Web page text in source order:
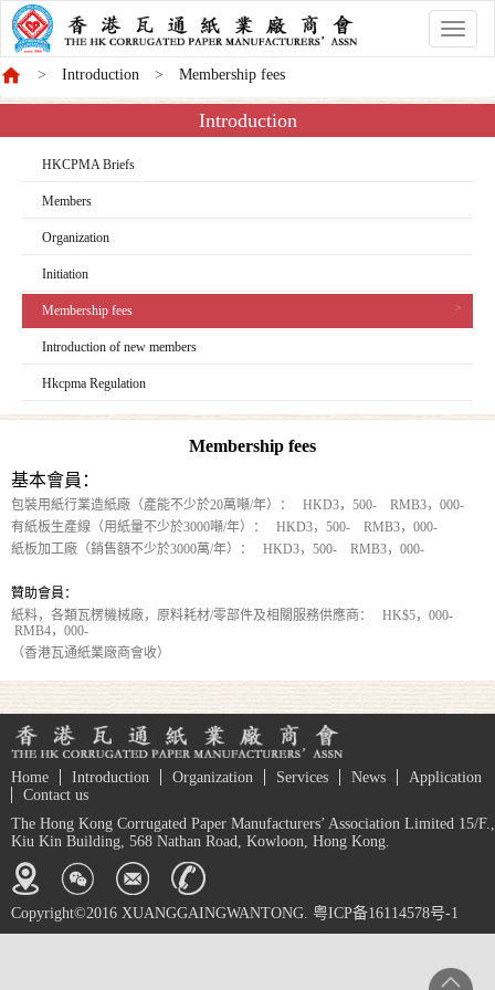
香
港
會
Introduction Membership fees
Introduction
HKCPMA Briefs
Members
Organization
Initiation
Membership fees
Introduction of new members
Hkcpma Regulation
Membership fees
基本會員：
包裝用紙行業造紙廠（產能不少於20萬噸/年）： HKD3，500- RMB3，000-
有紙板生產線（用紙量不少於3000噸/年）： HKD3，500- RMB3，000-
紙板加工廠（銷售額不少於3000萬/年）： HKD3，500- RMB3，000-
贊助會員：
紙料，各類瓦楞機械廠，原料耗材/零部件及相關服務供應商： HK$5，000-
RMB4，000-
（香港瓦通紙業廠商會收）
Home Introduction Organization Services News
Application
Contact us
The Hong Kong Corrugated Paper Manufacturers’ Association Limited 15/F.,
Kiu Kin Building, 568 Nathan Road, Kowloon, Hong Kong.
Copyright©2016 XUANGGAINGWANTONG. 粤ICP备16114578号-1